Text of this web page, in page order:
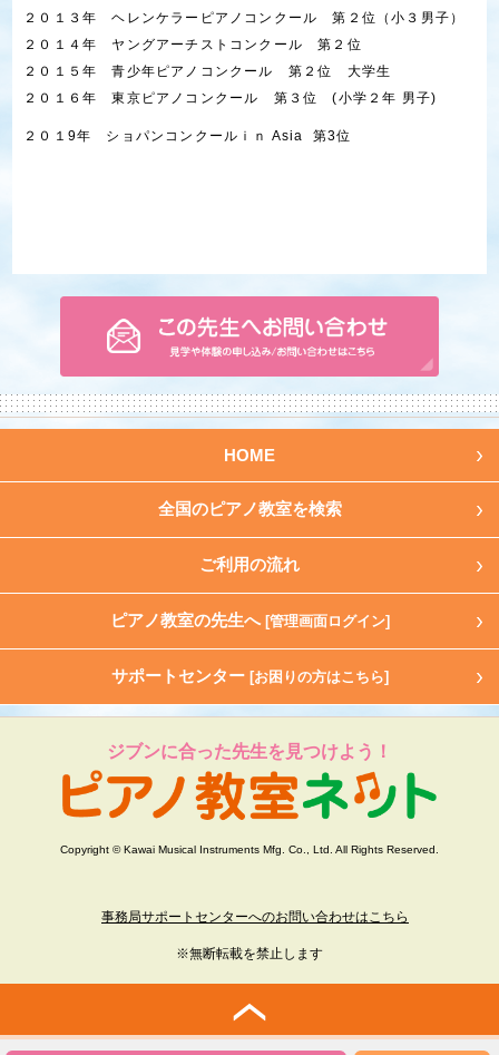
２０１３年 ヘレンケラーピアノコンクール 第２位（小３男子）
２０１４年 ヤングアーチストコンクール 第２位
２０１５年 青少年ピアノコンクール 第２位 大学生
２０１６年 東京ピアノコンクール 第３位 (小学２年 男子)
２０１9年 ショパンコンクールｉｎ Asia 第3位
HOME
全国のピアノ教室を検索
ご利用の流れ
ピアノ教室の先生へ [管理画面ログイン]
サポートセンター [お困りの方はこちら]
ジブンに合った先生を見つけよう！
Copyright © Kawai Musical Instruments Mfg. Co., Ltd. All Rights Reserved.
事務局サポートセンターへのお問い合わせはこちら
※無断転載を禁止します